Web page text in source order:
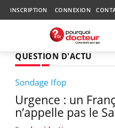
INSCRIPTION CONNEXION
QUESTION D'ACTU
Sondage Ifop
Urgence : un
n’appelle pas le